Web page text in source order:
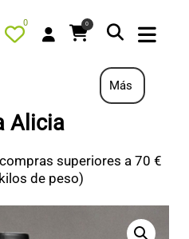
0 0
Más
Alicia
superiores a 70 €
de peso)